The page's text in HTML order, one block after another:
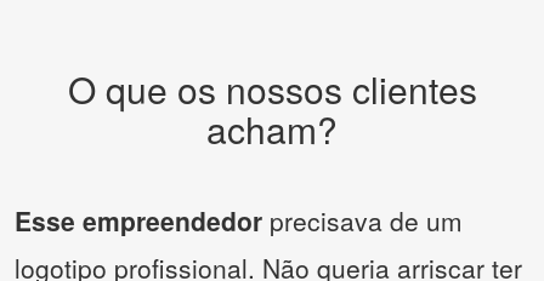
O que os nossos clientes
acham?
Esse empreendedor precisava de um
logotipo profissional. Não queria arriscar ter